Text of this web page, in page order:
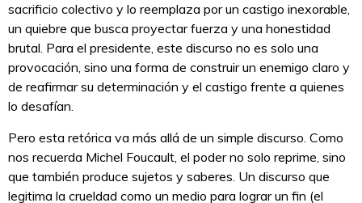
sacrificio colectivo y lo reemplaza por un castigo inexorable,
un quiebre que busca proyectar fuerza y una honestidad
brutal. Para el presidente, este discurso no es solo una
provocación, sino una forma de construir un enemigo claro y
de reafirmar su determinación y el castigo frente a quienes
lo desafían.
Pero esta retórica va más allá de un simple discurso. Como
nos recuerda Michel Foucault, el poder no solo reprime, sino
que también produce sujetos y saberes. Un discurso que
legitima la crueldad como un medio para lograr un fin (el